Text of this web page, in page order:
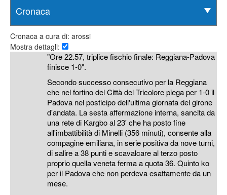
Cronaca a cura di: arossi
Mostra dettagli:
"Ore 22.57, triplice fischio finale: Reggiana-Padova
finisce 1-0".
Secondo successo consecutivo per la Reggiana
che nel fortino del Città del Tricolore piega per 1-0 il
Padova nel posticipo dell'ultima giornata del girone
d'andata. La sesta affermazione interna, sancita da
una rete di Kargbo al 23' che ha posto fine
all'imbattibilità di Minelli (356 minuti), consente alla
compagine emiliana, in serie positiva da nove turni,
di salire a 38 punti e scavalcare al terzo posto
proprio quella veneta ferma a quota 36. Quinto ko
per il Padova che non perdeva esattamente da un
mese.